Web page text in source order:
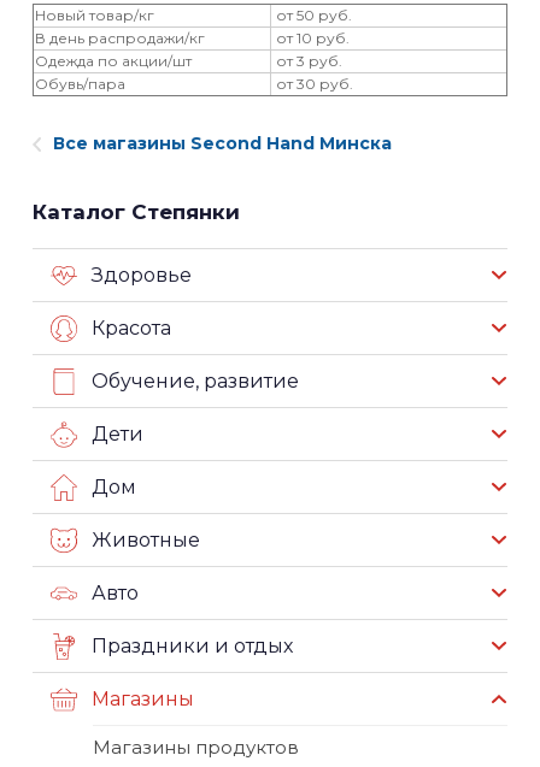
Новый товар/кг
от 50 руб.
В день распродажи/кг
от 10 руб.
Одежда по акции/шт
от 3 руб.
Обувь/пара
от 30 руб.
Все магазины Second Hand Минска
Каталог Степянки
Здоровье
Красота
Обучение, развитие
Дети
Дом
Животные
Авто
Праздники и отдых
Магазины
Магазины продуктов